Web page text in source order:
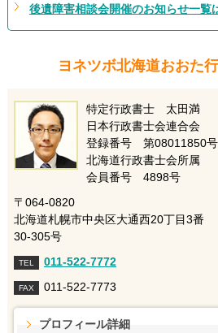
後遺障害相談会開催のお知らせ一覧
ヨネツボ北海道おおた
特定行政書士 太田満
日本行政書士会連合会
登録番号 第08011850号
北海道行政書士会所属
会員番号 4898号
〒064-0820
北海道札幌市中央区大通西20丁目3番
30-305号
TEL 011-522-7772
FAX 011-522-7773
プロフィール詳細